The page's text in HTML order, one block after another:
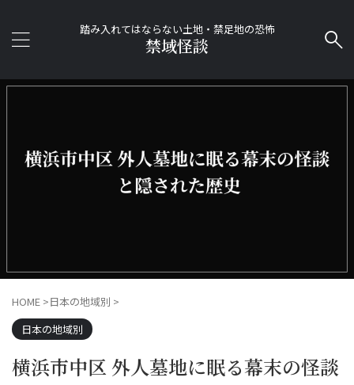
踏み入れてはならない土地・禁足地の恐怖
禁域怪談
HOME >日本の地域別 >
日本の地域別
横浜市中区 外人墓地に眠る幕末の怪談